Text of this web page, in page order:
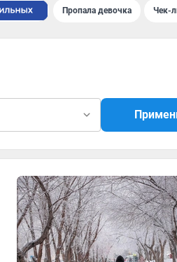
Пропала девочка Чек-